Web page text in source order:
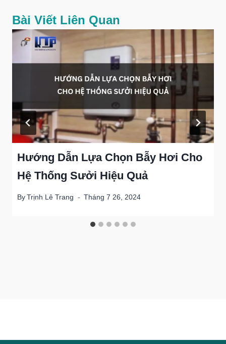
Bài Viết Liên Quan
Hướng Dẫn Lựa Chọn Bẫy Hơi Cho
Hệ Thống Sưởi Hiệu Quả
ByTrịnh Lê Trang Tháng 7 26, 2024